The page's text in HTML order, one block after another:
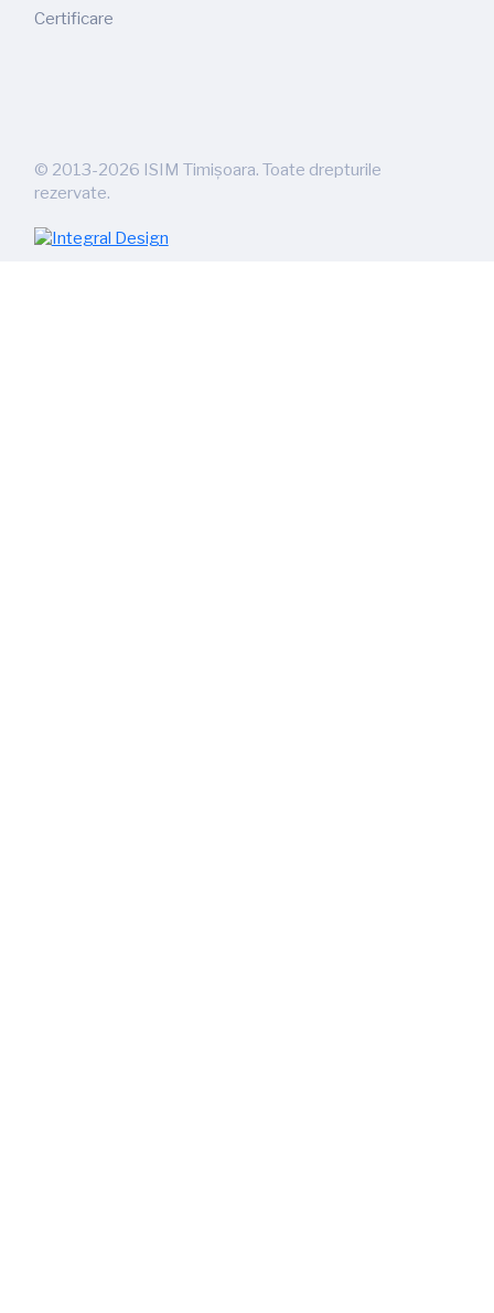
Certificare
© 2013-2026 ISIM Timișoara. Toate drepturile
rezervate.